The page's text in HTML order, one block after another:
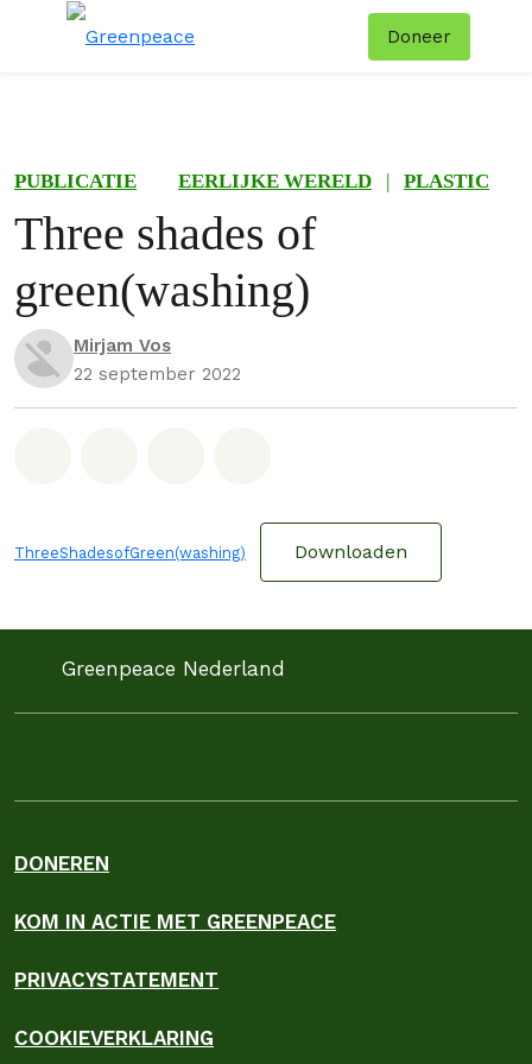
Doneer
PUBLICATIE EERLIJKE WERELD | PLASTIC
Three shades of
green(washing)
Mirjam Vos
22 september 2022
ThreeShadesofGreen(washing) Downloaden
Greenpeace Nederland
DONEREN
KOM IN ACTIE MET GREENPEACE
PRIVACYSTATEMENT
COOKIEVERKLARING